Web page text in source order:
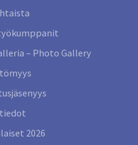
– Photo Gallery
2026